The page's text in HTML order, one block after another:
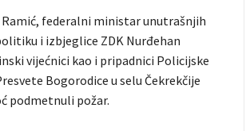
federalni ministar unutrašnjih
i izbjeglice ZDK Nurđehan
vijećnici kao i pripadnici Policijske
Bogorodice u selu Čekrekčije
podmetnuli požar.